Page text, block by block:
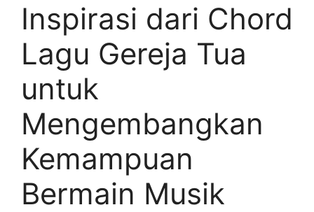
Inspirasi dari Chord
Lagu Gereja Tua
untuk
Mengembangkan
Kemampuan
Bermain Musik